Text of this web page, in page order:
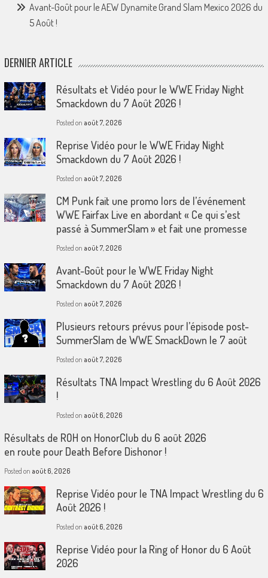
Avant-Goût pour le AEW Dynamite Grand Slam Mexico 2026 du
5 Août !
DERNIER ARTICLE
Résultats et Vidéo pour le WWE Friday Night
Smackdown du 7 Août 2026 !
Posted on août 7, 2026
Reprise Vidéo pour le WWE Friday Night
Smackdown du 7 Août 2026 !
Posted on août 7, 2026
CM Punk fait une promo lors de l’événement
WWE Fairfax Live en abordant « Ce qui s’est
passé à SummerSlam » et fait une promesse
Posted on août 7, 2026
Avant-Goût pour le WWE Friday Night
Smackdown du 7 Août 2026 !
Posted on août 7, 2026
Plusieurs retours prévus pour l’épisode post-
SummerSlam de WWE SmackDown le 7 août
Posted on août 7, 2026
Résultats TNA Impact Wrestling du 6 Août 2026
!
Posted on août 6, 2026
Résultats de ROH on HonorClub du 6 août 2026
en route pour Death Before Dishonor !
Posted on août 6, 2026
Reprise Vidéo pour le TNA Impact Wrestling du 6
Août 2026 !
Posted on août 6, 2026
Reprise Vidéo pour la Ring of Honor du 6 Août
2026